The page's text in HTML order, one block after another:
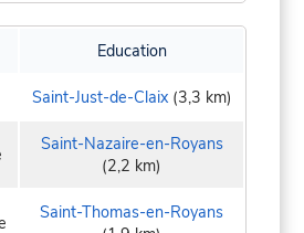
Education
Saint-Just-de-Claix(3,3 km)
Saint-Nazaire-en-Royans
(2,2 km)
Saint-Thomas-en-Royans